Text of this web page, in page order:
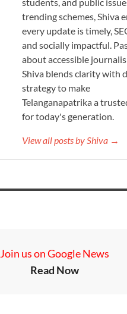
trending schemes, Shiva
every update is timely,
and socially impactful.
about accessible
Shiva blends clarity with
strategy to make
Telanganapatrika a
for today's generation.
View all posts by Shiva →
Join us on Google News
Read Now